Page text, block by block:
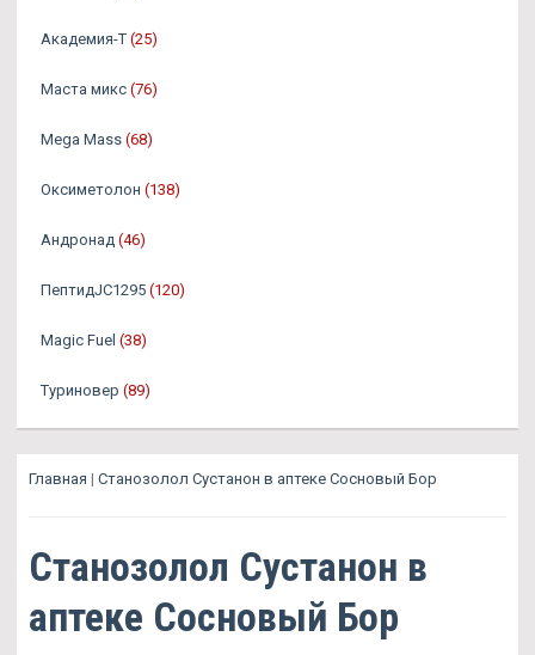
Академия-Т (25)
Маста микс (76)
Mega Mass (68)
Оксиметолон (138)
Андронад (46)
ПептидJC1295 (120)
Magic Fuel (38)
Туриновер (89)
Главная | Станозолол Сустанон в аптеке Сосновый Бор
Станозолол Сустанон в
аптеке Сосновый Бор